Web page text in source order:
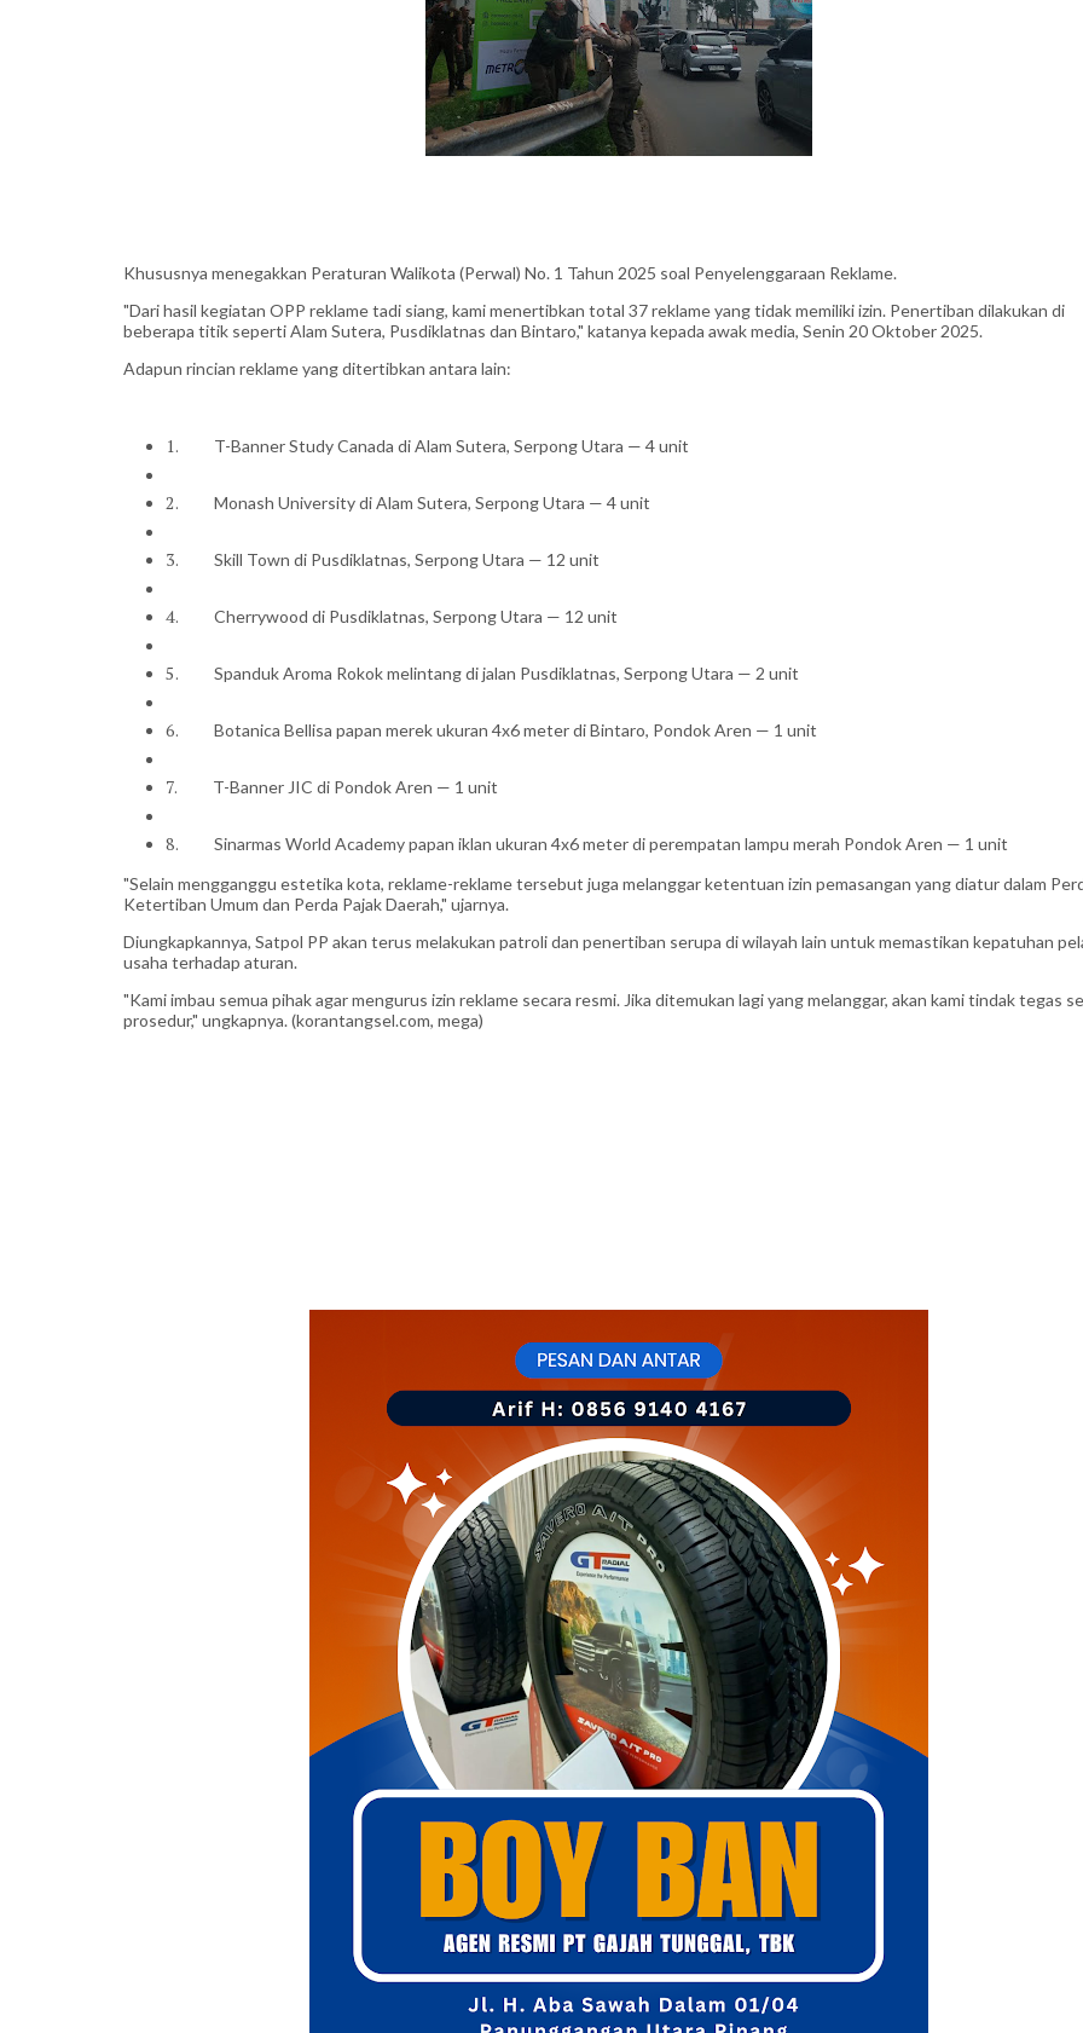
Khususnya menegakkan Peraturan Walikota (Perwal) No. 1 Tahun 2025 soal Penyelenggaraan Reklame.
"Dari hasil kegiatan OPP reklame tadi siang, kami menertibkan total 37 reklame yang tidak memiliki izin. Penertiban dilakukan di
beberapa titik seperti Alam Sutera, Pusdiklatnas dan Bintaro," katanya kepada awak media, Senin 20 Oktober 2025.
Adapun rincian reklame yang ditertibkan antara lain:
1. T-Banner Study Canada di Alam Sutera, Serpong Utara — 4 unit
2. Monash University di Alam Sutera, Serpong Utara — 4 unit
3. Skill Town di Pusdiklatnas, Serpong Utara — 12 unit
4. Cherrywood di Pusdiklatnas, Serpong Utara — 12 unit
5. Spanduk Aroma Rokok melintang di jalan Pusdiklatnas, Serpong Utara — 2 unit
6. Botanica Bellisa papan merek ukuran 4x6 meter di Bintaro, Pondok Aren — 1 unit
7. T-Banner JIC di Pondok Aren — 1 unit
8.
Sinarmas World Academy papan iklan ukuran 4x6 meter di perempatan lampu merah Pondok Aren — 1 unit
"Selain mengganggu estetika kota, reklame-reklame tersebut juga melanggar ketentuan izin pemasangan yang diatur dalam
Ketertiban Umum dan Perda Pajak Daerah," ujarnya.
Diungkapkannya, Satpol PP akan terus melakukan patroli dan penertiban serupa di wilayah lain untuk memastikan kepatuhan
usaha terhadap aturan.
"Kami imbau semua pihak agar mengurus izin reklame secara resmi. Jika ditemukan lagi yang melanggar, akan kami tindak tegas
prosedur," ungkapnya. (korantangsel.com, mega)